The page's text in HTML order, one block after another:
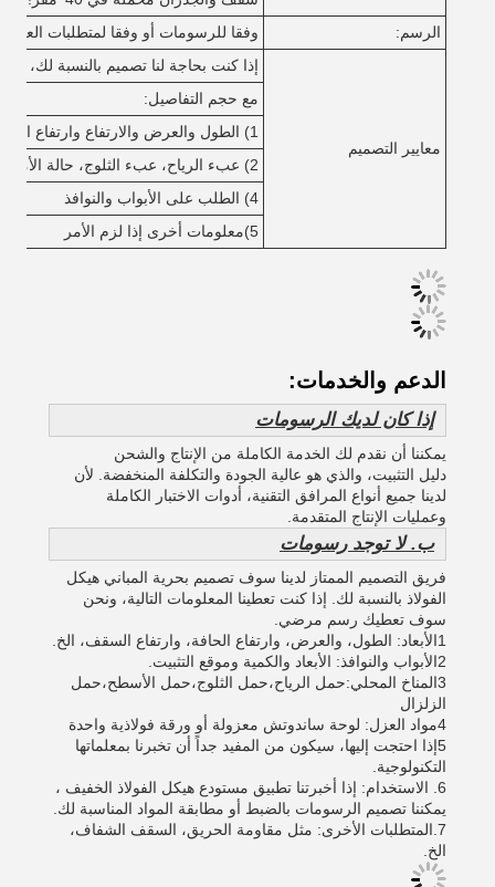
الرسم:
وفقا للرسومات أو وفقا لمتطلبات
معايير التصميم
إذا كنت بحاجة لنا تصميم بالنسبة لك،
مع حجم التفاصيل:
1) الطول والعرض والارتفاع وارتفاع السقف وارتفاع السقف الخ
2) عبء الرياح، عبء الثلوج، حالة الأمطار، متطلبات الحرارة، الخ
4) الطلب على الأبواب والنوافذ
5)معلومات أخرى إذا لزم الأمر
الدعم والخدمات:
إذا كان لديك الرسومات
يمكننا أن نقدم لك الخدمة الكاملة من الإنتاج والشحن
دليل التثبيت، والذي هو عالية الجودة والتكلفة المنخفضة. لأن
لدينا جميع أنواع المرافق التقنية، أدوات الاختبار الكاملة
وعمليات الإنتاج المتقدمة.
ب. لا توجد رسومات
فريق التصميم الممتاز لدينا سوف تصميم بحرية المباني هيكل
الفولاذ بالنسبة لك. إذا كنت تعطينا المعلومات التالية، ونحن
سوف تعطيك رسم مرضي.
1الأبعاد: الطول، والعرض، وارتفاع الحافة، وارتفاع السقف، الخ.
2الأبواب والنوافذ: الأبعاد والكمية وموقع التثبيت.
3المناخ المحلي:حمل الرياح،حمل الثلوج،حمل الأسطح،حمل
الزلزال
4مواد العزل: لوحة ساندوتش معزولة أو ورقة فولاذية واحدة
5إذا احتجت إليها، سيكون من المفيد جداً أن تخبرنا بمعلماتها
التكنولوجية.
6. الاستخدام: إذا أخبرتنا تطبيق مستودع هيكل الفولاذ الخفيف ،
يمكننا تصميم الرسومات بالضبط أو مطابقة المواد المناسبة لك.
7.المتطلبات الأخرى: مثل مقاومة الحريق، السقف الشفاف،
الخ.